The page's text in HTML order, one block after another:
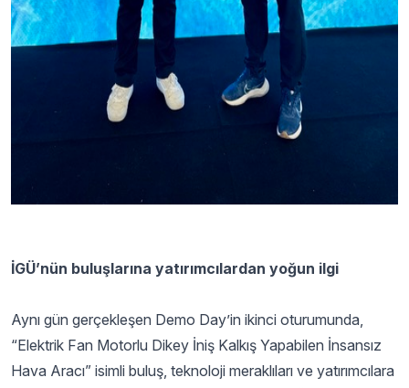
İGÜ’nün buluşlarına yatırımcılardan yoğun ilgi
Aynı gün gerçekleşen Demo Day’in ikinci oturumunda,
“Elektrik Fan Motorlu Dikey İniş Kalkış Yapabilen İnsansız
Hava Aracı” isimli buluş, teknoloji meraklıları ve yatırımcılara